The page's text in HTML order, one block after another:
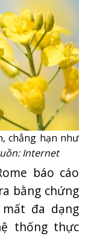
chẳng hạn như
Internet
báo cáo
bằng chứng
đa dạng
thống thực